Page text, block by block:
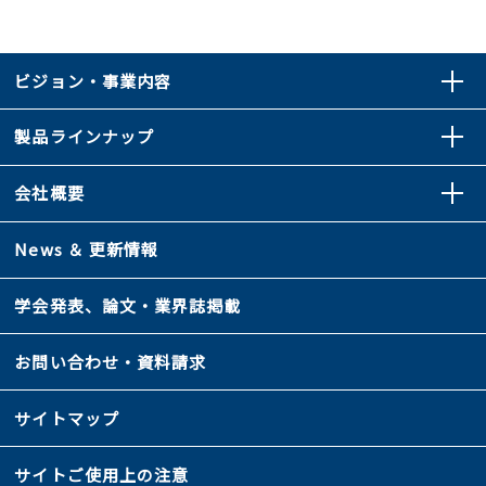
ビジョン・事業内容
製品ラインナップ
会社概要
News ＆ 更新情報
学会発表、論文・業界誌掲載
お問い合わせ・資料請求
サイトマップ
サイトご使用上の注意